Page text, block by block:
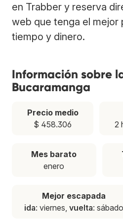
en Trabber y reserva
web que tenga el mejor
tiempo y dinero.
Información sobre
Bucaramanga
Precio medio
$ 458.306
2
Mes barato
enero
Mejor escapada
ida: viernes, vuelta: sábado